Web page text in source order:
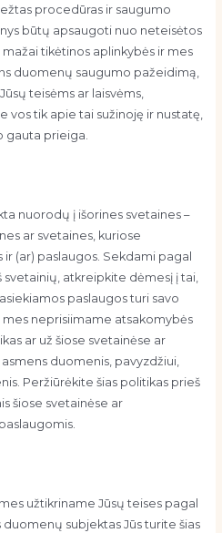
procedūras ir saugumo
būtų apsaugoti nuo neteisėtos
mažai tikėtinos aplinkybės ir mes
duomenų saugumo pažeidimą,
teisėms ar laisvėms,
vos tik apie tai sužinoję ir nustatę,
gauta prieiga.
nuorodų į išorines svetaines –
ar svetaines, kuriose
(ar) paslaugos. Sekdami pagal
svetainių, atkreipkite dėmesį į tai,
paslaugos turi savo
neprisiimame atsakomybės
ar už šiose svetainėse ar
duomenis, pavyzdžiui,
Peržiūrėkite šias politikas prieš
šiose svetainėse ar
užtikriname Jūsų teises pagal
subjektas Jūs turite šias